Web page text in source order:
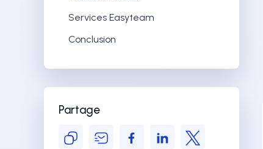
Services Easyteam
Conclusion
Partage